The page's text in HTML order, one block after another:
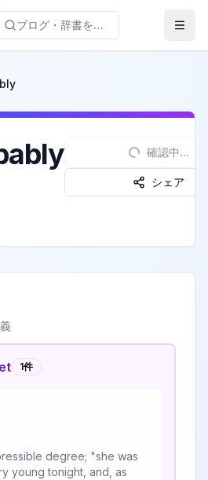
ブログ・辞書を検索...
確認中...
シェア
1件
degree; "she was
young tonight, and, as